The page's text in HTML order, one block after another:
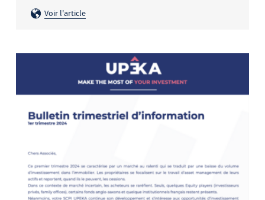
Voir l'article